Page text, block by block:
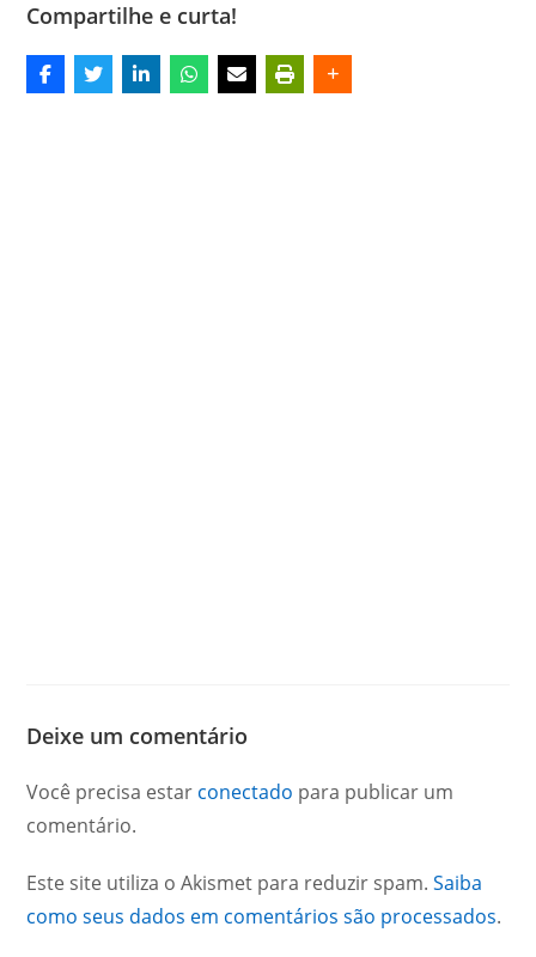
Compartilhe e curta!
Deixe um comentário
Você precisa estar conectado para publicar um
comentário.
Este site utiliza o Akismet para reduzir spam.Saiba
como seus dados em comentários são processados.